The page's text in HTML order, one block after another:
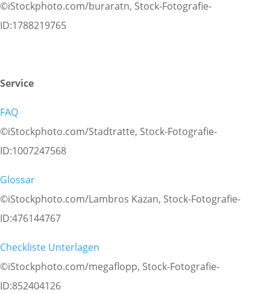
©iStockphoto.com/buraratn, Stock-Fotografie-
ID:1788219765
Service
FAQ
©iStockphoto.com/Stadtratte, Stock-Fotografie-
ID:1007247568
Glossar
©iStockphoto.com/Lambros Kazan, Stock-Fotografie-
ID:476144767
Checkliste Unterlagen
©iStockphoto.com/megaflopp, Stock-Fotografie-
ID:852404126